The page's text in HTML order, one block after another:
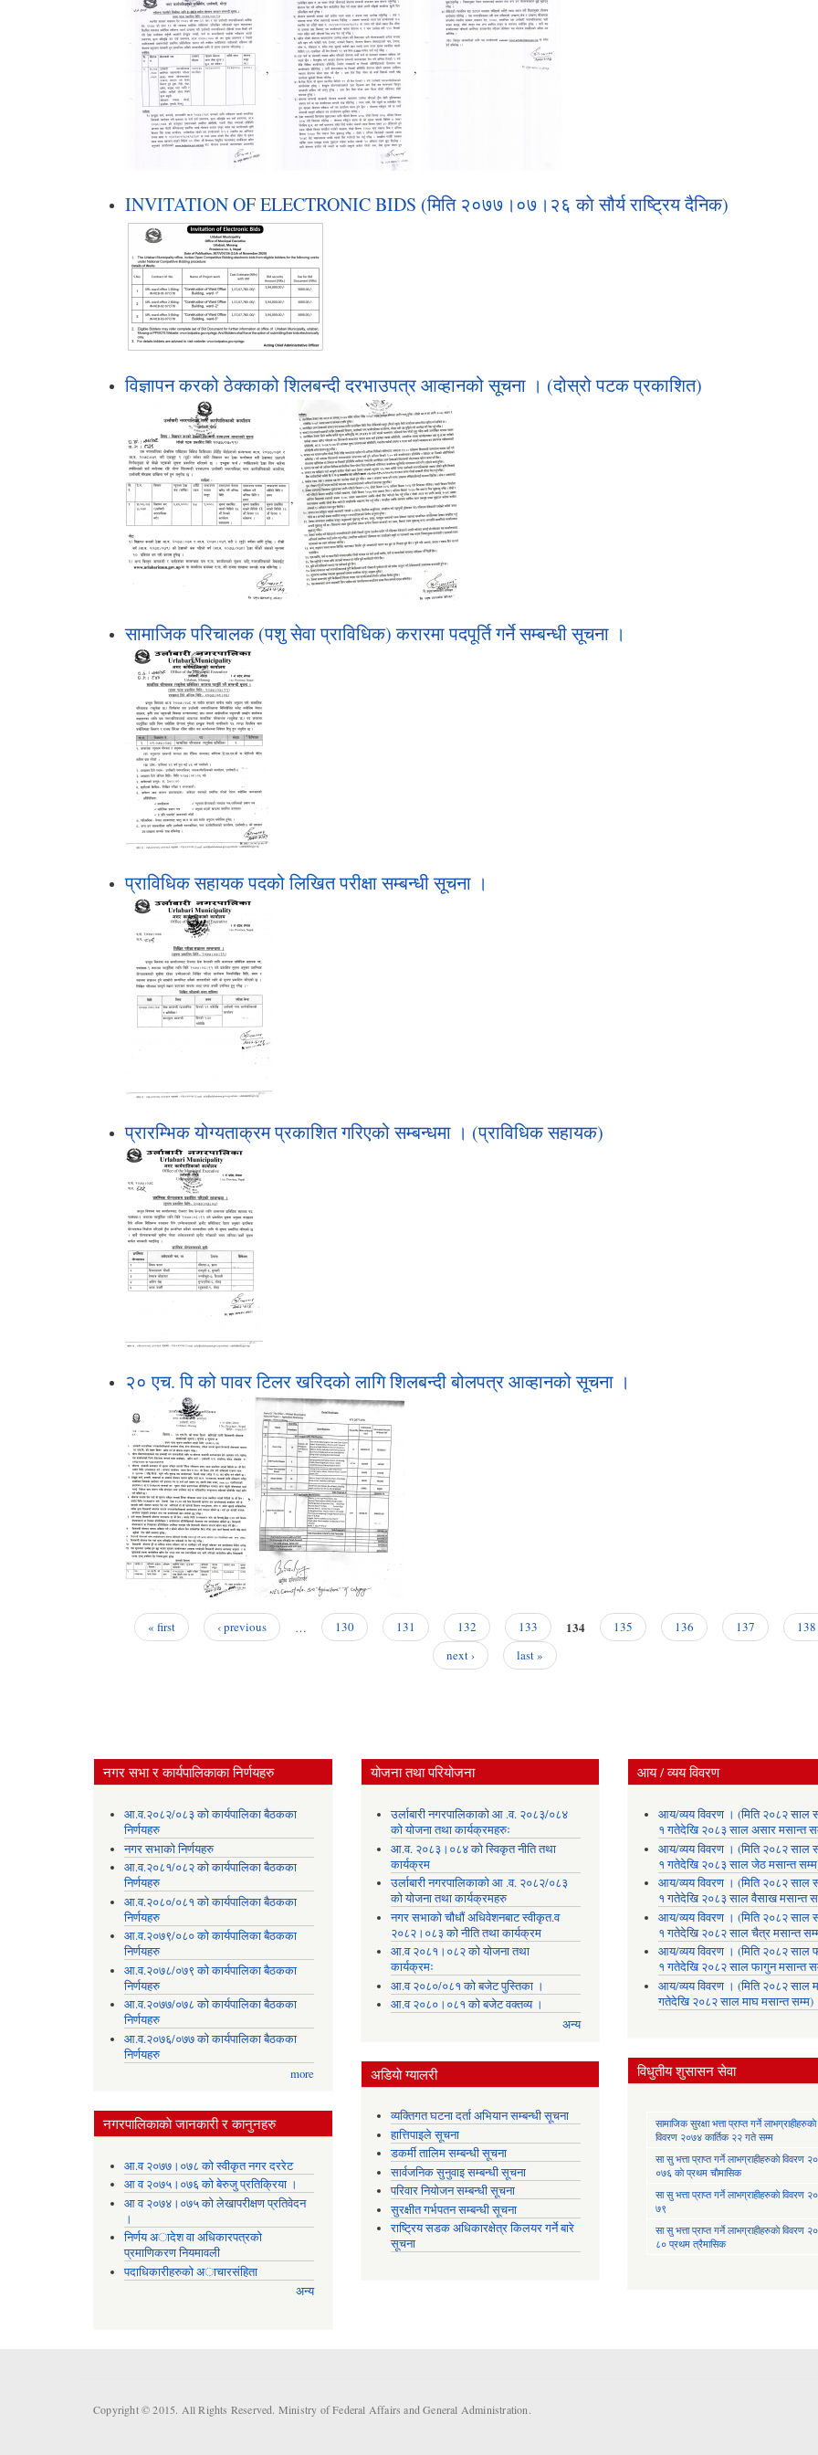
, ,
INVITATION OF ELECTRONIC BIDS (मिति २०७७।०७।२६ काे सौर्य राष्ट्रिय दैनिक)
विज्ञापन करको ठेक्काको शिलबन्दी दरभाउपत्र आव्हानको सूचना । (दोस्रो पटक प्रकाशित)
,
सामाजिक परिचालक (पशु सेवा प्राविधिक) करारमा पदपूर्ति गर्ने सम्बन्धी सूचना ।
प्राविधिक सहायक पदको लिखित परीक्षा सम्बन्धी सूचना ।
प्रारम्भिक योग्यताक्रम प्रकाशित गरिएको सम्बन्धमा । (प्राविधिक सहायक)
२० एच. पि को पावर टिलर खरिदको लागि शिलबन्दी बोलपत्र आव्हानको सूचना ।
,
« first ‹ previous … 130 131 132 133 134 135 136 137
138
next ›
last »
नगर सभा र कार्यपालिकाका निर्णयहरु
आ.व.२०८२/०८३ को कार्यपालिका बैठकका
निर्णयहरु
नगर सभाको निर्णयहरु
आ.व.२०८१/०८२ को कार्यपालिका बैठकका
निर्णयहरु
आ.व.२०८०/०८१ को कार्यपालिका बैठकका
निर्णयहरु
आ.व.२०७९/०८० को कार्यपालिका बैठकका
निर्णयहरु
आ.व.२०७८/०७९ को कार्यपालिका बैठकका
निर्णयहरु
आ.व.२०७७/०७८ को कार्यपालिका बैठकका
निर्णयहरु
आ.व.२०७६/०७७ को कार्यपालिका बैठकका
निर्णयहरु
more
नगरपालिकाकाे जानकारी र कानुनहरु
आ.व २०७७।०७८ को स्वीकृत नगर दररेट
आ व २०७५।०७६ को बेरुजु प्रतिक्रिया ।
आ व २०७४।०७५ काे लेखापरीक्षण प्रतिवेदन
।
निर्णय अादेश वा अधिकारपत्रकाे
प्रमाणिकरण नियमावली
पदाधिकारीहरुको अाचारसंहिता
अन्य
योजना तथा परियोजना
उर्लाबारी नगरपालिकाको आ .व. २०८३/०८४
को योजना तथा कार्यक्रमहरुः
आ.व. २०८३।०८४ को स्विकृत नीति तथा
कार्यक्रम
उर्लाबारी नगरपालिकाको आ .व. २०८२/०८३
को योजना तथा कार्यक्रमहरु
नगर सभाको चौधौं अधिवेशनबाट स्वीकृत.व
२०८२।०८३ को नीति तथा कार्यक्रम
आ.व २०८१।०८२ को योजना तथा
कार्यक्रमः
आ.व २०८०/०८१ को बजेट पुस्तिका ।
आ.व २०८०।०८१ को बजेट वक्तव्य ।
अन्य
अडियाे ग्यालरी
व्यक्तिगत घटना दर्ता अभियान सम्बन्धी सूचना
हात्तिपाइले सूचना
डकर्मी तालिम सम्बन्धी सूचना
सार्वजनिक सुनुवाइ सम्बन्धी सूचना
परिवार नियोजन सम्बन्धी सूचना
सुरक्षीत गर्भपतन सम्बन्धी सूचना
राष्ट्रिय सडक अधिकारक्षेत्र किलयर गर्ने बारे
सूचना
आय / व्यय विवरण
आय/व्यय विवरण । (मिति २०८२ साल
१ गतेदेखि २०८३ साल असार मसान्त
आय/व्यय विवरण । (मिति २०८२ साल
१ गतेदेखि २०८३ साल जेठ मसान्त
आय/व्यय विवरण । (मिति २०८२ साल
१ गतेदेखि २०८३ साल वैसाख मसान्त
आय/व्यय विवरण । (मिति २०८२ साल
१ गतेदेखि २०८२ साल चैत्र मसान्त
आय/व्यय विवरण । (मिति २०८२ साल
१ गतेदेखि २०८२ साल फागुन मसान्त
आय/व्यय विवरण । (मिति २०८२ साल
गतेदेखि २०८२ साल माघ मसान्त सम्म)
विधुतीय शुसासन सेवा
सामाजिक सुरक्षा भत्ता प्राप्त गर्ने लाभग्राहीहरुकाे
विवरण २०७४ कार्तिक २२ गते सम्म
सा‍ सु भत्ता प्राप्त गर्ने लाभग्राहीहरुकाे विवरण
०७६ काे प्रथम चाैमासिक
सा‍ सु भत्ता प्राप्त गर्ने लाभग्राहीहरुकाे विवरण
७९
सा‍ सु भत्ता प्राप्त गर्ने लाभग्राहीहरुकाे विवरण
८० प्रथम त्रैमासिक
Copyright © 2015. All Rights Reserved. Ministry of Federal Affairs and General Administration.